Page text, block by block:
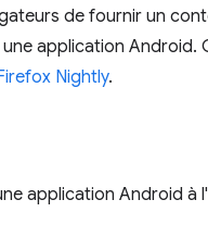
de fournir un
application
Nightly.
application Android à